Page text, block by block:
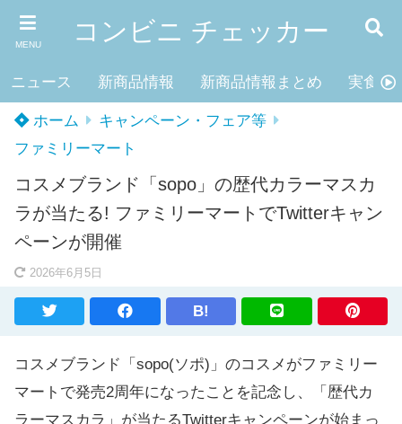
MENU コンビニ チェッカー
ニュース 新商品情報 新商品情報まとめ 実食レ
ホーム
キャンペーン・フェア等
ファミリーマート
コスメブランド「sopo」の歴代カラーマスカ
ラが当たる! ファミリーマートでTwitterキャン
ペーンが開催
2026年6月5日
B!
コスメブランド「sopo(ソポ)」のコスメがファミリー
マートで発売2周年になったことを記念し、「歴代カ
ラーマスカラ」が当たるTwitterキャンペーンが始まっ